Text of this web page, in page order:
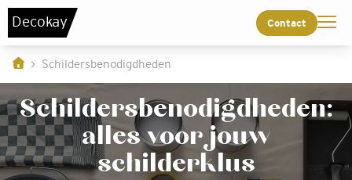
Decokay Contact
Schildersbenodigdheden
Schildersbenodigdheden:
alles voor jouw
schilderklus